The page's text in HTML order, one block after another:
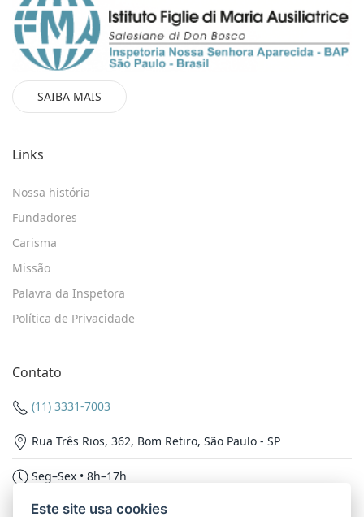
SAIBA MAIS
Links
Nossa história
Fundadores
Carisma
Missão
Palavra da Inspetora
Política de Privacidade
Contato
(11) 3331-7003
Rua Três Rios, 362, Bom Retiro, São Paulo - SP
Seg–Sex • 8h–17h
Este site usa cookies